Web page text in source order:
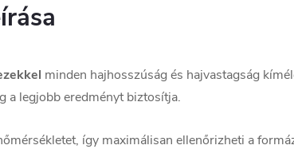
minden hajhosszúság és hajvastagság
a legjobb eredményt biztosítja.
így maximálisan ellenőrizheti a